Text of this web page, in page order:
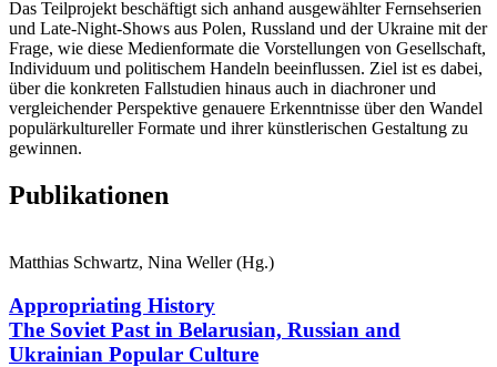
Das Teilprojekt beschäftigt sich anhand ausgewählter Fernsehserien
und Late-Night-Shows aus Polen, Russland und der Ukraine mit der
Frage, wie diese Medienformate die Vorstellungen von Gesellschaft,
Individuum und politischem Handeln beeinflussen. Ziel ist es dabei,
über die konkreten Fallstudien hinaus auch in diachroner und
vergleichender Perspektive genauere Erkenntnisse über den Wandel
populärkultureller Formate und ihrer künstlerischen Gestaltung zu
gewinnen.
Publikationen
Matthias Schwartz, Nina Weller (Hg.)
Appropriating History
The Soviet Past in Belarusian, Russian and
Ukrainian Popular Culture